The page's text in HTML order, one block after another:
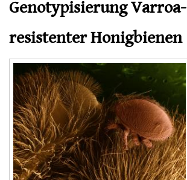
Genotypisierung Varroa-
resistenter Honigbienen